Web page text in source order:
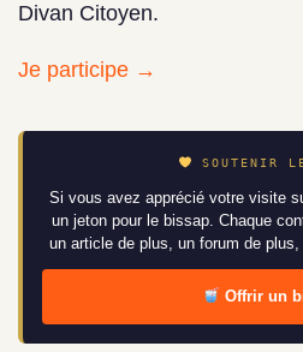
Divan Citoyen.
Je participe →
SOUTENIR
Si vous avez apprécié votre visite
un jeton pour le bissap. Chaque
un article de plus, un forum de
Offrir un